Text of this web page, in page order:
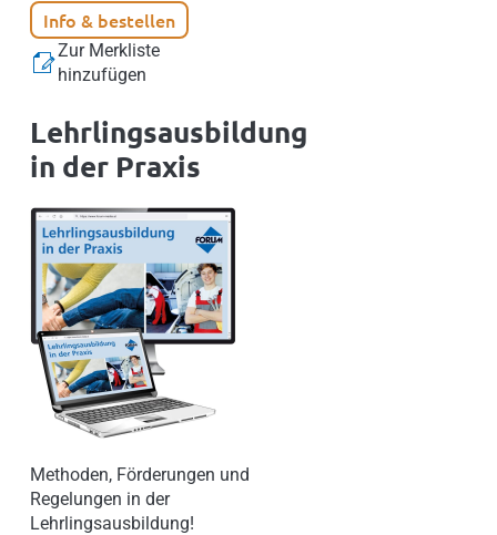
Info & bestellen
Zur Merkliste
hinzufügen
Lehrlingsausbildung
in der Praxis
Methoden, Förderungen und
Regelungen in der
Lehrlingsausbildung!